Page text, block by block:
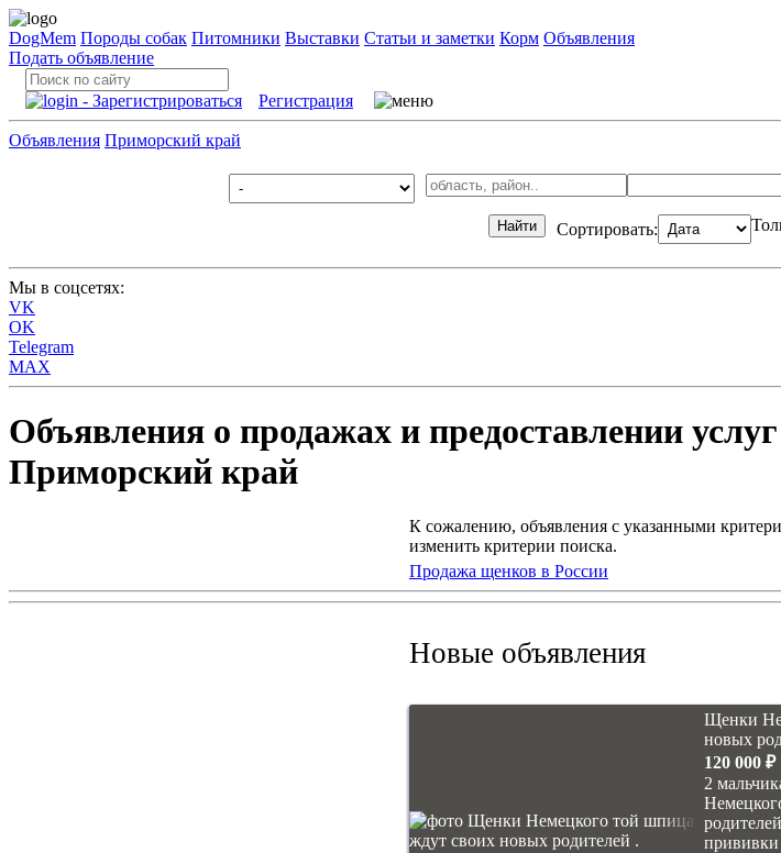
DogMem Породы собак Питомники Выставки Статьи и заметки Корм Объявления
Подать объявление
Регистрация
Объявления Приморский край
Найти Сортировать:
Мы в соцсетях:
VK
OK
Telegram
MAX
Объявления о продажах и предоставлении
Приморский край
К сожалению, объявления с указанными
изменить критерии поиска.
Продажа щенков в России
Новые объявления
Щенки
новых
120 000 ₽
2
прививки